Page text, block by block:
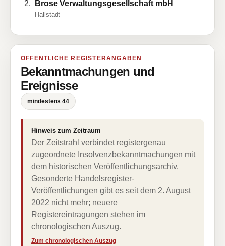
Brose Verwaltungsgesellschaft mbH
Hallstadt
ÖFFENTLICHE REGISTERANGABEN
Bekanntmachungen und
Ereignisse
mindestens 44
Hinweis zum Zeitraum
Der Zeitstrahl verbindet registergenau
zugeordnete Insolvenzbekanntmachungen mit
dem historischen Veröffentlichungsarchiv.
Gesonderte Handelsregister-
Veröffentlichungen gibt es seit dem 2. August
2022 nicht mehr; neuere
Registereintragungen stehen im
chronologischen Auszug.
Zum chronologischen Auszug